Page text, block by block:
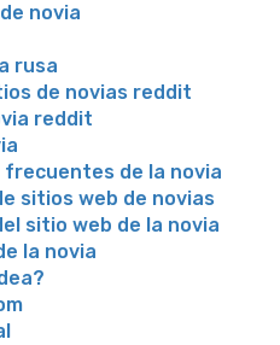
novia
rusa
de novias reddit
reddit
de la novia
sitios web de novias
sitio web de la novia
la novia